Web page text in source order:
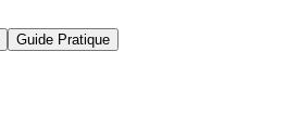
Guide Pratique